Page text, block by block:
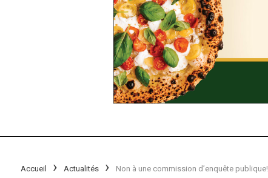
Accueil Actualités Non à une commission d’enquête publique!